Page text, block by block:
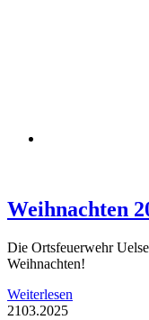
Weihnachten
Die Ortsfeuerwehr
Weihnachten!
Weiterlesen
2103.2025